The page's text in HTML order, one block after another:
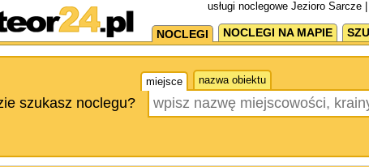
usługi noclegowe Jezioro Sarcze
NOCLEGI NOCLEGI NA MAPIE
miejsce nazwa obiektu
szukasz noclegu?